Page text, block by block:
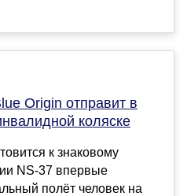
Origin отправит в
коляске
к знаковому
NS-37 впервые
полёт человек на